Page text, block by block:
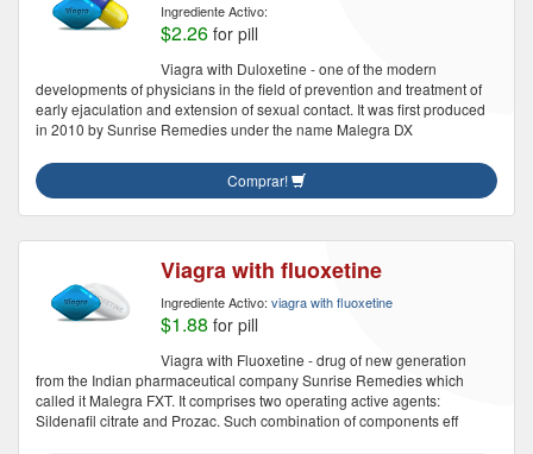
Ingrediente Activo:
$2.26 for pill
Viagra with Duloxetine - one of the modern
developments of physicians in the field of prevention and treatment of
early ejaculation and extension of sexual contact. It was first produced
in 2010 by Sunrise Remedies under the name Malegra DX
Comprar!
Viagra with fluoxetine
Ingrediente Activo: viagra with fluoxetine
$1.88 for pill
Viagra with Fluoxetine - drug of new generation
from the Indian pharmaceutical company Sunrise Remedies which
called it Malegra FXT. It comprises two operating active agents:
Sildenafil citrate and Prozac. Such combination of components eff